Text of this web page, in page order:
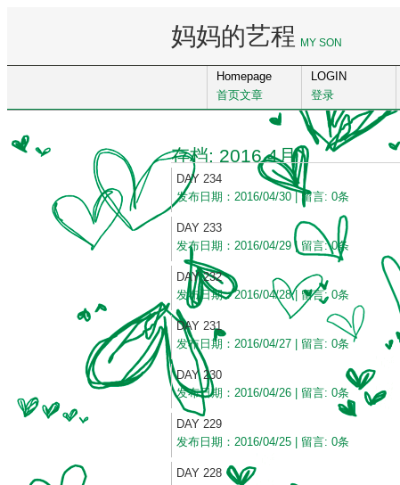
妈妈的艺程 MY SON
Homepage
首页文章
LOGIN
登录
存档: 2016 4月
DAY 234
发布日期：2016/04/30 | 留言: 0条
DAY 233
发布日期：2016/04/29 | 留言: 0条
DAY 232
发布日期：2016/04/28 | 留言: 0条
DAY 231
发布日期：2016/04/27 | 留言: 0条
DAY 230
发布日期：2016/04/26 | 留言: 0条
DAY 229
发布日期：2016/04/25 | 留言: 0条
DAY 228